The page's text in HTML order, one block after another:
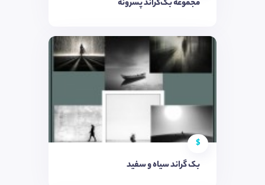
مجموعه بک‌گراند پسرونه
$
بک گراند سیاه و سفید